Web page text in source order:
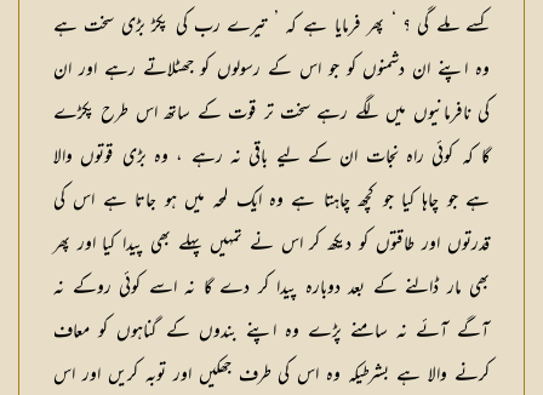
کسے ملے گی ؟ ‘ پھر فرمایا ہے کہ ’ تیرے رب کی پکڑ بڑی سخت ہے
وہ اپنے ان دشمنوں کو جو اس کے رسولوں کو جھٹلاتے رہے اور ان
کی نافرمانیوں میں لگے رہے سخت تر قوت کے ساتھ اس طرح پکڑے
گا کہ کوئی راہ نجات ان کے لیے باقی نہ رہے ، وہ بڑی قوتوں والا
ہے جو چاہا کیا جو کچھ چاہتا ہے وہ ایک لمحہ میں ہو جاتا ہے اس کی
قدرتوں اور طاقتوں کو دیکھ کر اس نے تمہیں پہلے بھی پیدا کیا اور پھر
بھی مار ڈالنے کے بعد دوبارہ پیدا کر دے گا نہ اسے کوئی روکے نہ
آگے آئے نہ سامنے پڑے وہ اپنے بندوں کے گناہوں کو معاف
کرنے والا ہے بشرطیکہ وہ اس کی طرف جھکیں اور توبہ کریں اور اس